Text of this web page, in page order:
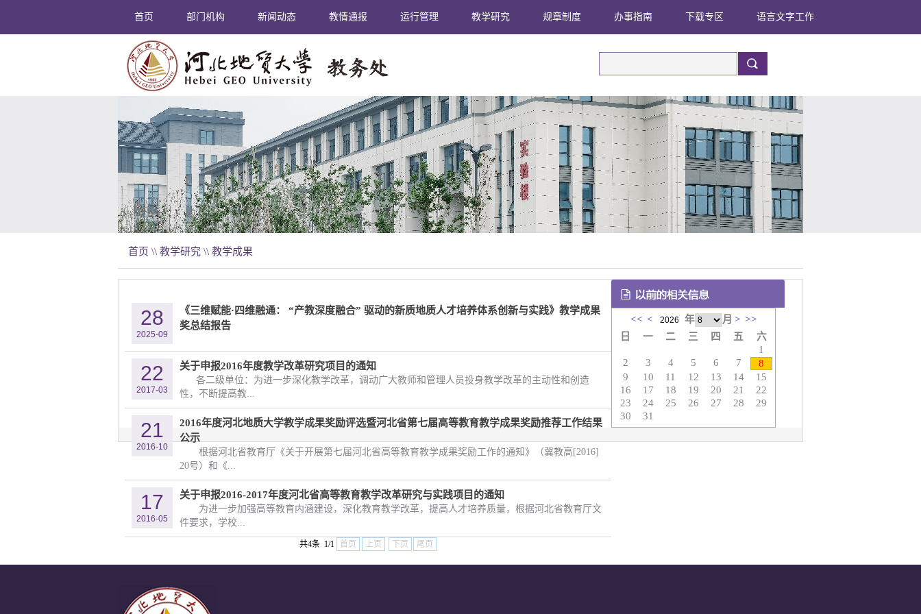
首页 部门机构 新闻动态 教情通报 运行管理 教学研究 规章制度 办事指南 下载专区 语言文字工作
首页 \\ 教学研究 \\ 教学成果
28
2025-09
《三维赋能·四维融通： “产教深度融合” 驱动的新质地质人才培养体系创新与实践》教学成果
奖总结报告
22
2017-03
关于申报2016年度教学改革研究项目的通知
各二级单位：为进一步深化教学改革，调动广大教师和管理人员投身教学改革的主动性和创造
性，不断提高教...
21
2016-10
2016年度河北地质大学教学成果奖励评选暨河北省第七届高等教育教学成果奖励推荐工作结果
公示
根据河北省教育厅《关于开展第七届河北省高等教育教学成果奖励工作的通知》（冀教高[2016]
20号）和《...
17
2016-05
关于申报2016-2017年度河北省高等教育教学改革研究与实践项目的通知
为进一步加强高等教育内涵建设，深化教育教学改革，提高人才培养质量，根据河北省教育厅文
件要求，学校...
共4条 1/1 首页 上页 下页 尾页
<< < 年 月 > >>
日
一 二 三 四 五
六
1
2
3 4 5 6 7
8
9
10 11 12 13 14
15
16
17 18 19 20 21
22
23
24 25 26 27 28
29
30
31